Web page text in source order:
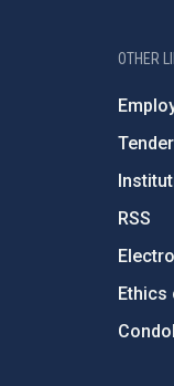
OTHER
RSS
Ethics